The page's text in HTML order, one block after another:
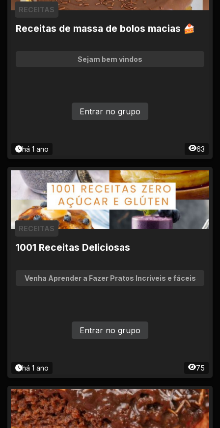
Receitas de massa de bolos macias 🍰
RECEITAS
Sejam bem vindos
há 1 ano 63
Entrar no grupo
1001 Receitas Deliciosas
RECEITAS
Venha Aprender a Fazer Pratos Incríveis e fáceis
há 1 ano 75
Entrar no grupo